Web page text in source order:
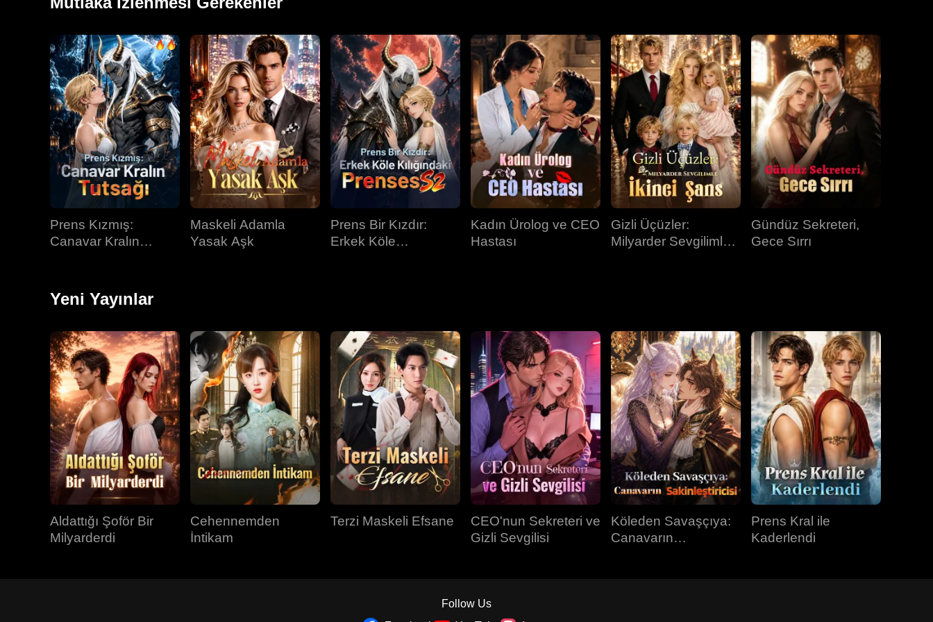
34.bölüm 35.bölüm 36.bölüm
37.bölüm 38.bölüm
40.bölüm
Prens Kızmış:
Canavar Kralın
Maskeli Adamla
Yasak Aşk
Prens Bir Kızdır:
Erkek Köle
Kadın Ürolog ve CEO
Hastası
Gizli Üçüzler:
Milyarder Sevgilimle
Gündüz Sekreteri,
Gece Sırrı
Yeni Yayınlar
Aldattığı Şoför Bir
Milyarderdi
Cehennemden
İntikam
Terzi Maskeli Efsane
CEO'nun Sekreteri ve
Gizli Sevgilisi
Köleden Savaşçıya:
Canavarın
Prens Kral ile
Kaderlendi
Follow Us